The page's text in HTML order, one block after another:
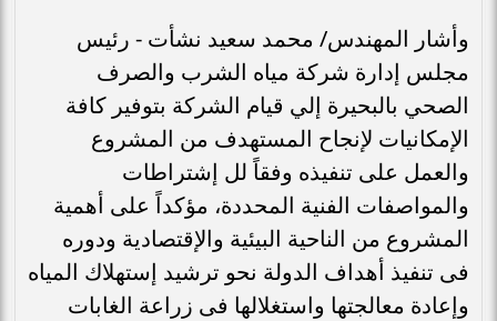
وأشار المهندس/ محمد سعيد نشأت - رئيس
مجلس إدارة شركة مياه الشرب والصرف
الصحي بالبحيرة إلي قيام الشركة بتوفير كافة
الإمكانيات لإنجاح المستهدف من المشروع
والعمل على تنفيذه وفقاً لل إشتراطات
والمواصفات الفنية المحددة، مؤكداً على أهمية
المشروع من الناحية البيئية والإقتصادية ودوره
فى تنفيذ أهداف الدولة نحو ترشيد إستهلاك المياه
وإعادة معالجتها واستغلالها فى زراعة الغابات